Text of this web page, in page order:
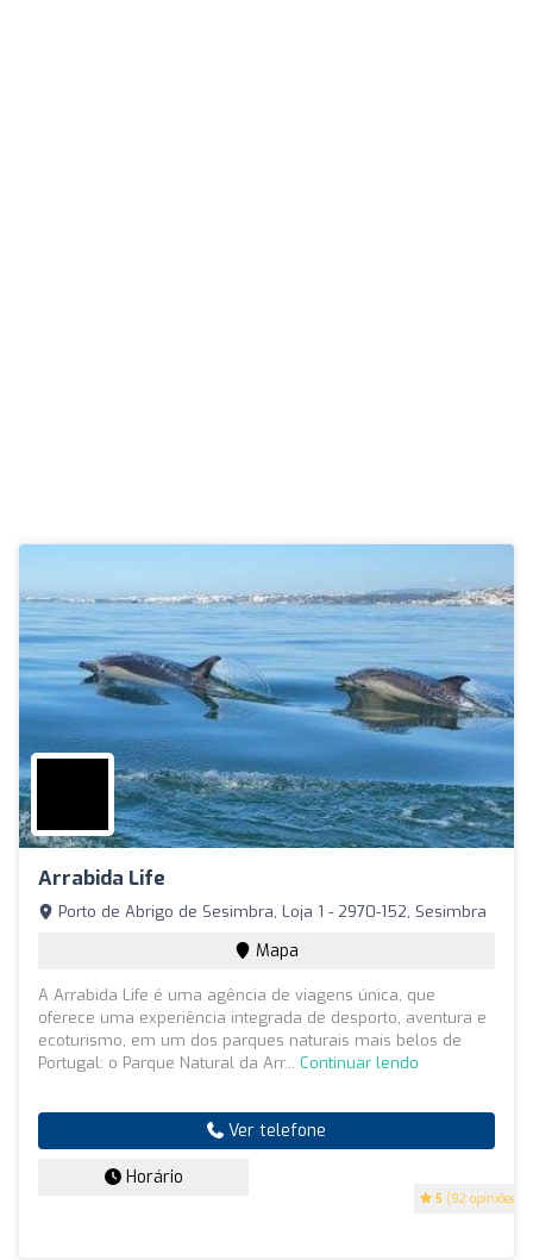
Arrabida Life
5 (92 opiniões)
Porto de Abrigo de Sesimbra, Loja 1 - 2970-152, Sesimbra
Mapa
A Arrabida Life é uma agência de viagens única, que
oferece uma experiência integrada de desporto, aventura e
ecoturismo, em um dos parques naturais mais belos de
Portugal: o Parque Natural da Arr... Continuar lendo
Ver telefone
Horário